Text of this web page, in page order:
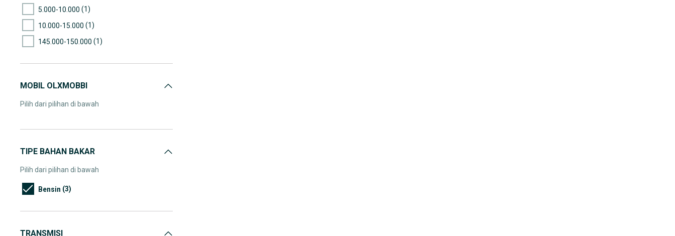
5.000-10.000 (1)
10.000-15.000 (1)
145.000-150.000 (1)
MOBIL OLXMOBBI
Pilih dari pilihan di bawah
TIPE BAHAN BAKAR
Pilih dari pilihan di bawah
Bensin (3)
TRANSMISI